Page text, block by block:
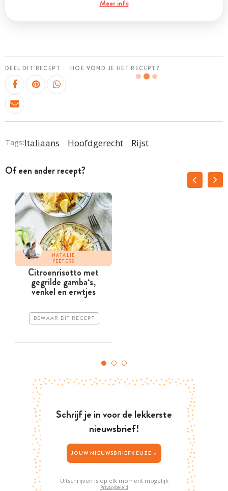
Meer info
DEEL DIT RECEPT HOE VOND JE HET RECEPT?
Tags:Italiaans Hoofdgerecht Rijst
Of een ander recept?
NATALIE
PEETERS
Citroenrisotto met
gegrilde gamba‘s,
venkel en erwtjes
BEWAAR DIT RECEPT
Schrijf je in voor de lekkerste
nieuwsbrief!
JOUW NIEUWSBRIEFKEUZE >
Uitschrijven is op elk moment mogelijk
Privacybeleid